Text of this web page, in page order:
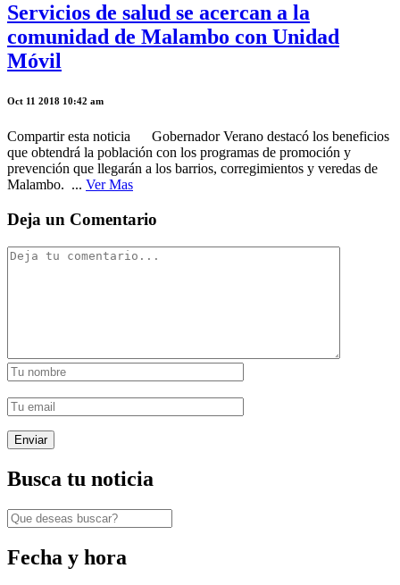
Servicios de salud se acercan a la
comunidad de Malambo con Unidad
Móvil
Oct 11 2018 10:42 am
Compartir esta noticia Gobernador Verano destacó los beneficios
que obtendrá la población con los programas de promoción y
prevención que llegarán a los barrios, corregimientos y veredas de
Malambo. ... Ver Mas
Deja un Comentario
Busca tu noticia
Fecha y hora